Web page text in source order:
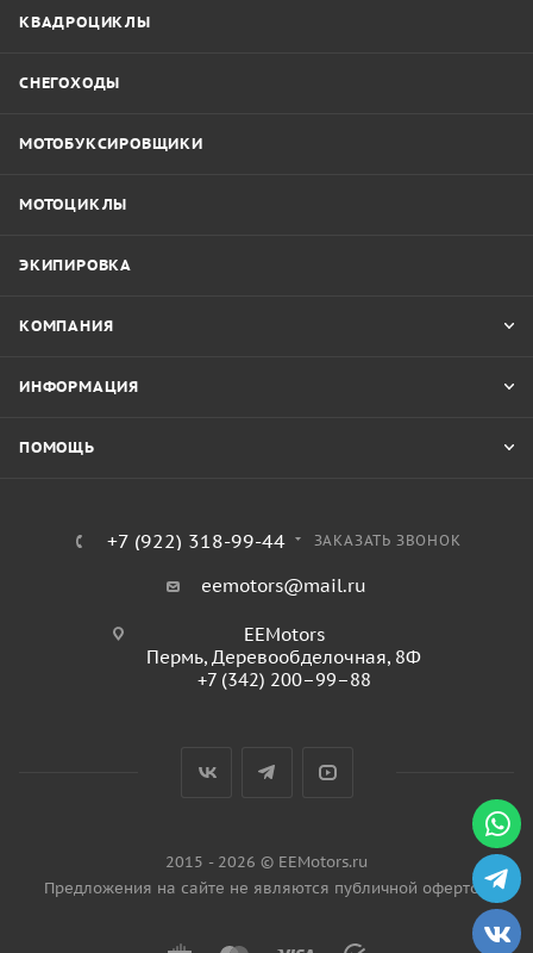
КВАДРОЦИКЛЫ
СНЕГОХОДЫ
МОТОБУКСИРОВЩИКИ
МОТОЦИКЛЫ
ЭКИПИРОВКА
КОМПАНИЯ
ИНФОРМАЦИЯ
ПОМОЩЬ
+7 (922) 318-99-44 ЗАКАЗАТЬ ЗВОНОК
eemotors@mail.ru
EEMotors
Пермь, Деревообделочная, 8Ф
+7 (342) 200–99–88
2015 - 2026 © EEMotors.ru
Предложения на сайте не являются публичной офертой